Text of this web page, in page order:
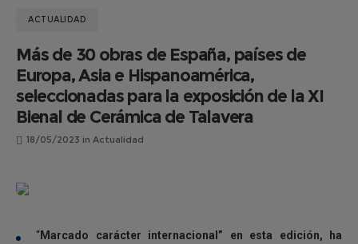
ACTUALIDAD
Más de 30 obras de España, países de
Europa, Asia e Hispanoamérica,
seleccionadas para la exposición de la XI
Bienal de Cerámica de Talavera
18/05/2023 in Actualidad
“Marcado carácter internacional” en esta edición, ha